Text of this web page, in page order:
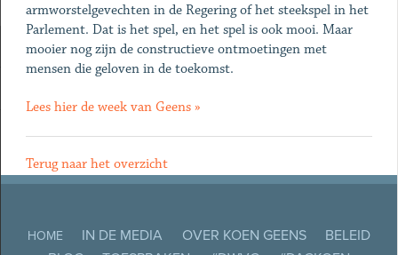
armworstelgevechten in de Regering of het steekspel in het
Parlement. Dat is het spel, en het spel is ook mooi. Maar
mooier nog zijn de constructieve ontmoetingen met
mensen die geloven in de toekomst.
Lees hier de week van Geens »
Terug naar het overzicht
HOME IN DE MEDIA OVER KOEN GEENS
BELEID